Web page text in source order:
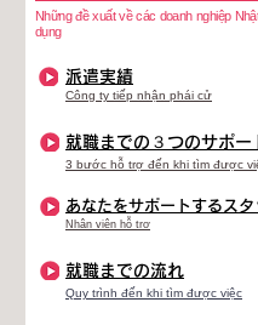
就職までの３つのサポー
3 bước hỗ trợ đến khi tìm được
あなたをサポートするスタ
Nhân viên hỗ trơ
就職までの流れ
Quy trình đến khi tìm được việc
Những đề xuất về các doanh nghiệp
dụng
派遣実績
Công ty tiếp nhận phái cử